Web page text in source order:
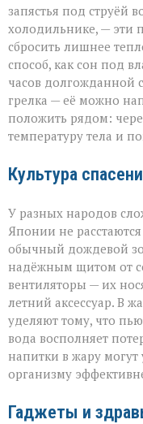
запястья под струёй
холодильнике, — эти
сбросить лишнее
способ, как сон под
часов долгожданной
грелка — её можно
положить рядом:
температуру тела и
Культура
У разных народов
Японии не
обычный дождевой
надёжным щитом от
вентиляторы — их
летний аксессуар. В
уделяют тому, что
вода восполняет
напитки в жару могут
организму
Гаджеты и